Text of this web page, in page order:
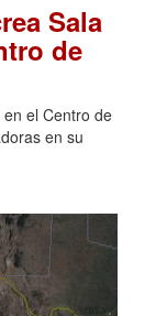
Sala
de
el Centro de
en su